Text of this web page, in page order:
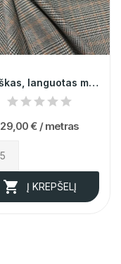
Itališkas, languotas medvilnės kostiuminis...
29,00 € / metras
 Į KREPŠELĮ